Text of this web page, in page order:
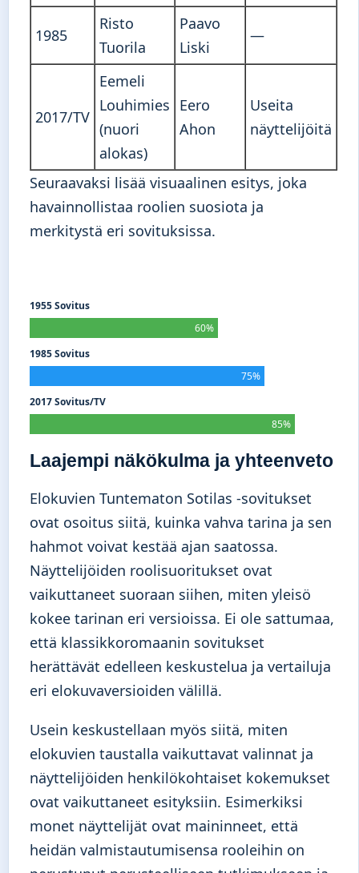
1985
Risto
Tuorila
Paavo
Liski
—
2017/TV
Eemeli
Louhimies
(nuori
alokas)
Eero
Ahon
Useita
näyttelijöitä
Seuraavaksi lisää visuaalinen esitys, joka
havainnollistaa roolien suosiota ja
merkitystä eri sovituksissa.
1955 Sovitus
60%
1985 Sovitus
75%
2017 Sovitus/TV
85%
Laajempi näkökulma ja yhteenveto
Elokuvien Tuntematon Sotilas -sovitukset
ovat osoitus siitä, kuinka vahva tarina ja sen
hahmot voivat kestää ajan saatossa.
Näyttelijöiden roolisuoritukset ovat
vaikuttaneet suoraan siihen, miten yleisö
kokee tarinan eri versioissa. Ei ole sattumaa,
että klassikkoromaanin sovitukset
herättävät edelleen keskustelua ja vertailuja
eri elokuvaversioiden välillä.
Usein keskustellaan myös siitä, miten
elokuvien taustalla vaikuttavat valinnat ja
näyttelijöiden henkilökohtaiset kokemukset
ovat vaikuttaneet esityksiin. Esimerkiksi
monet näyttelijät ovat maininneet, että
heidän valmistautumisensa rooleihin on